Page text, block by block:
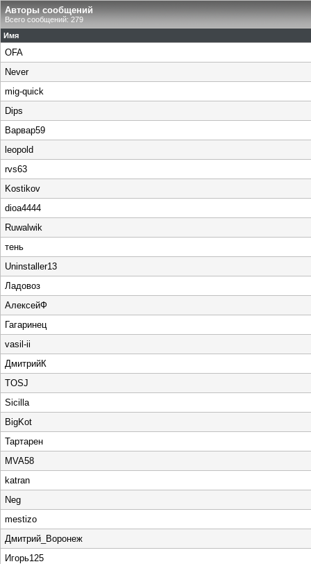
Авторы сообщений
Всего сообщений: 279
Имя
OFA
Never
mig-quick
Dips
Варвар59
leopold
rvs63
Kostikov
dioa4444
Ruwalwik
тень
Uninstaller13
Ладовоз
АлексейФ
Гагаринец
vasil-ii
ДмитрийК
TOSJ
Sicilla
BigKot
Тартарен
MVA58
katran
Neg
mestizo
Дмитрий_Воронеж
Игорь125